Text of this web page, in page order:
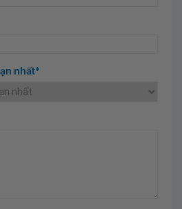
nhất*